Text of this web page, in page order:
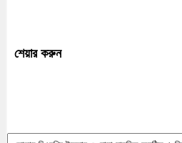
শেয়ার করুন